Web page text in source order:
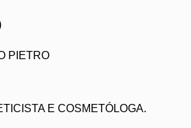
PIETRO
E COSMETÓLOGA.